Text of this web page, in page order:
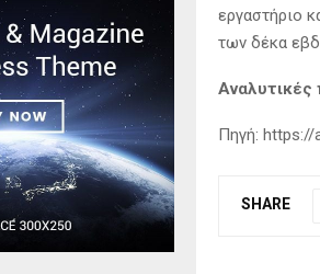
εργαστήριο
των δέκα
Πηγή: https://
SHARE